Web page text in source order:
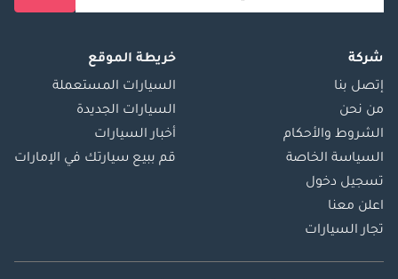
الأمتعة، وعتبات
هيدروليكية لغطاء
المحرك. بفضل الراحة
والأداء وميزات
السلامة القوية، تتميز
بيك أب S6 بكونها
سيارة دفع رباعي
موثوقة ذات مقصورة
شركة
إتصل بنا
من نحن
الشروط والأحكام
السياسة الخاصة
تسجيل دخول
اعلن معنا
تجار السيارات
خريطة الموقع
السيارات المستعملة
السيارات الجديدة
أخبار السيارات
قم ببيع سيارتك في الإمارات